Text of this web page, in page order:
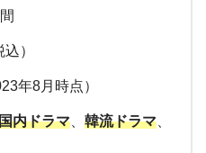
）
年8月時点）
内ドラマ、 韓流ドラマ、